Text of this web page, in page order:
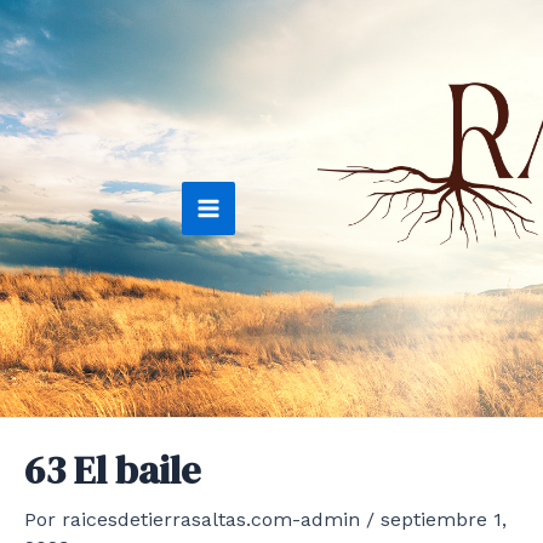
Ir
al
contenido
Main
Menu
63 El baile
Por raicesdetierrasaltas.com-admin / septiembre 1,